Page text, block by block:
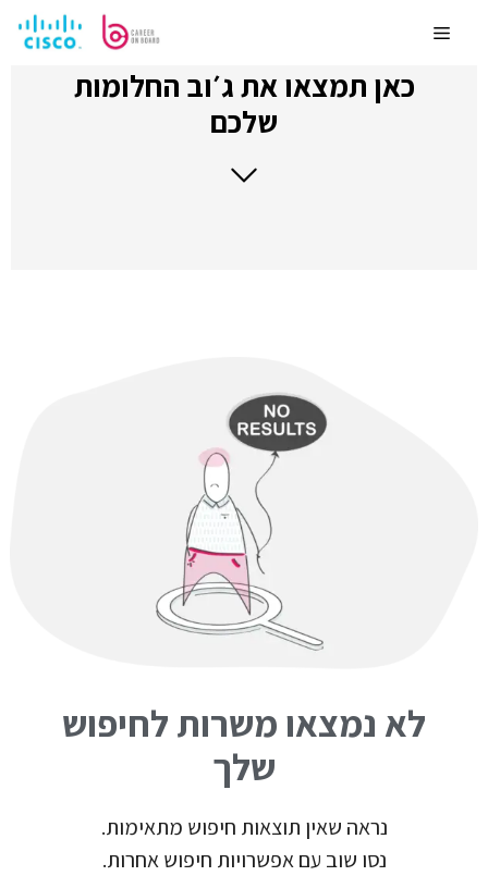
לתוכןMenu
כאן תמצאו את ג׳וב החלומות
שלכם
לא נמצאו משרות לחיפוש
שלך
נראה שאין תוצאות חיפוש מתאימות.
נסו שוב עם אפשרויות חיפוש אחרות.